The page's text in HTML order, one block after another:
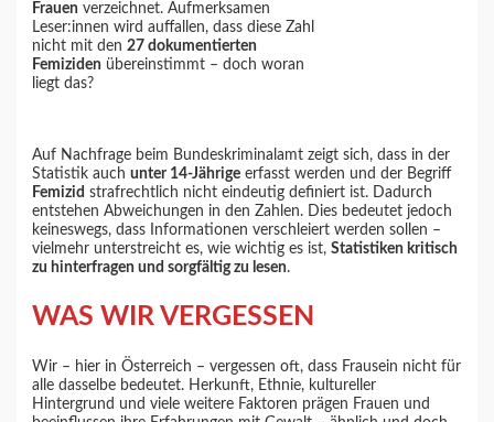
Frauen verzeichnet. Aufmerksamen
Leser:innen wird auffallen, dass diese Zahl
nicht mit den27 dokumentierten
Femiziden übereinstimmt – doch woran
liegt das?
Auf Nachfrage beim Bundeskriminalamt zeigt sich, dass in der
Statistik auchunter 14-Jährige erfasst werden und der Begriff
Femizid strafrechtlich nicht eindeutig definiert ist. Dadurch
entstehen Abweichungen in den Zahlen. Dies bedeutet jedoch
keineswegs, dass Informationen verschleiert werden sollen –
vielmehr unterstreicht es, wie wichtig es ist,Statistiken kritisch
zu hinterfragen und sorgfältig zu lesen.
WAS WIR VERGESSEN
Wir – hier in Österreich – vergessen oft, dass Frausein nicht für
alle dasselbe bedeutet. Herkunft, Ethnie, kultureller
Hintergrund und viele weitere Faktoren prägen Frauen und